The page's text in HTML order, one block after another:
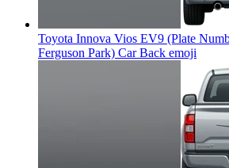
Toyota Innova Vios EV9 (Plate
Ferguson Park) Car Back emoji